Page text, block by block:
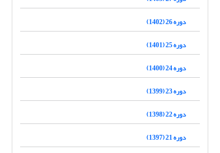
دوره 26 (1402)
دوره 25 (1401)
دوره 24 (1400)
دوره 23 (1399)
دوره 22 (1398)
دوره 21 (1397)